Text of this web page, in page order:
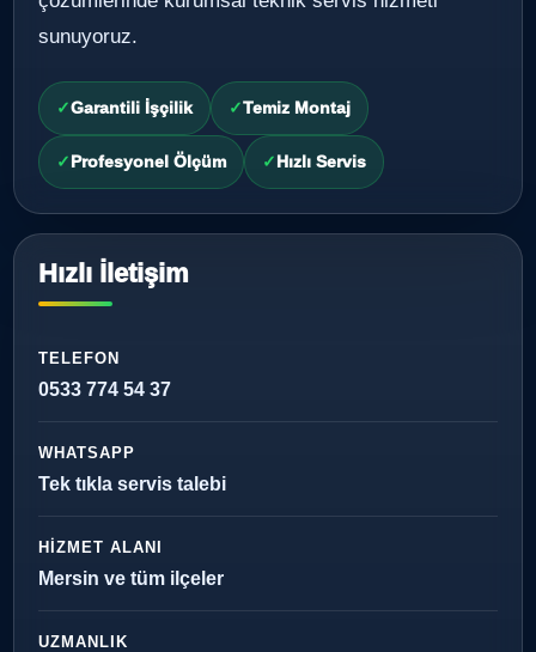
sunuyoruz.
Garantili İşçilik Temiz Montaj
Profesyonel Ölçüm Hızlı Servis
Hızlı İletişim
TELEFON
0533 774 54 37
WHATSAPP
Tek tıkla servis talebi
HIZMET ALANI
Mersin ve tüm ilçeler
UZMANLIK